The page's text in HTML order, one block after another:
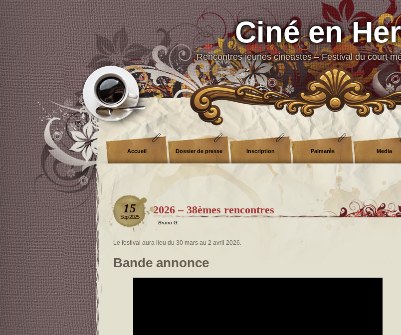
Ciné en
Rencontres jeunes cinéastes – Festival du court
Accueil Dossier de presse Inscription Palmarès Media
15
Sep 2025
2026 – 38èmes rencontres
Bruno G.
Le festival aura lieu du 30 mars au 2 avril 2026.
Bande annonce